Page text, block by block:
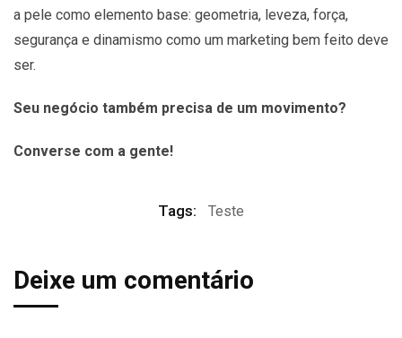
a pele como elemento base: geometria, leveza, força,
segurança e dinamismo como um marketing bem feito deve
ser.
Seu negócio também precisa de um movimento?
Converse com a gente!
Tags: Teste
Deixe um comentário